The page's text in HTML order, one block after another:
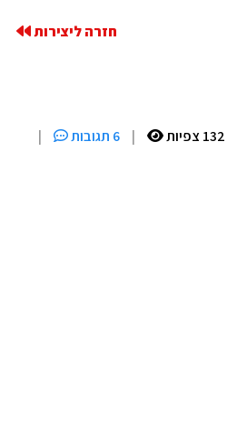
חזרה ליצירות
132 צפיות | 6 תגובות
|